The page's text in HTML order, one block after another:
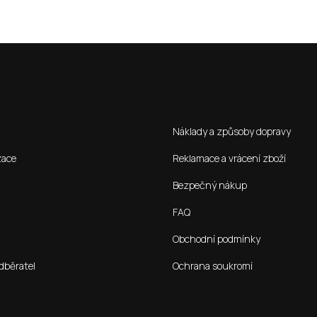
Náklady a způsoby dopravy
Reklamace a vrácení zboží
Bezpečný nákup
FAQ
Obchodní podmínky
Ochrana soukromí